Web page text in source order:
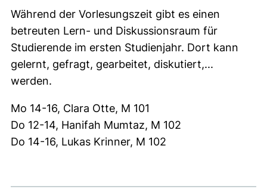
Während der Vorlesungszeit gibt es einen
betreuten Lern- und Diskussionsraum für
Studierende im ersten Studienjahr. Dort kann
gelernt, gefragt, gearbeitet, diskutiert,...
werden.
Mo 14-16, Clara Otte, M 101
Do 12-14, Hanifah Mumtaz, M 102
Do 14-16, Lukas Krinner, M 102